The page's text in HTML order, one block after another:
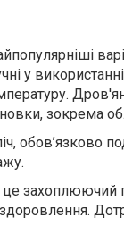
у
зокрема
обов’язково
захоплюючий